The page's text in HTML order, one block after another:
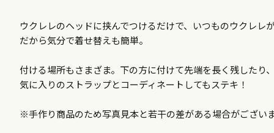
ウクレレのヘッドに挟んでつけるだけで、いつものウクレ
だから気分で着せ替えも簡単。
付ける場所もさまざま。下の方に付けて先端を長く残した
気に入りのストラップとコーディネートしてもステキ！
※手作り商品のため写真見本と若干の差がある場合がござい